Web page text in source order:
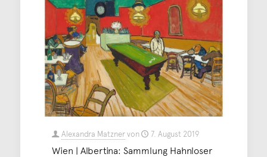
Alexandra Matznervon 7. August 2019
Wien | Albertina: Sammlung Hahnloser